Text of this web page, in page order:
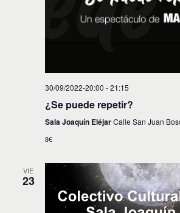
30/09/2022-20:00 -21:15
¿Se puede repetir?
Sala Joaquín EléjarCalle San Juan
8€
VIE
23